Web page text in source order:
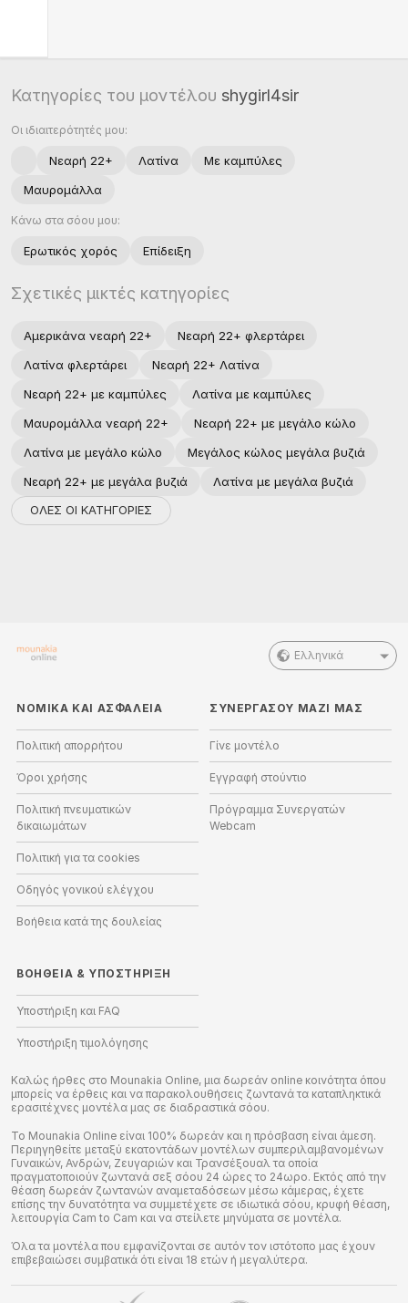
Κατηγορίες του μοντέλου shygirl4sir
Οι ιδιαιτερότητές μου:
Νεαρή 22+ Λατίνα
Με καμπύλες
Μαυρομάλλα
Κάνω στα σόου μου:
Ερωτικός χoρός Επίδειξη
Σχετικές μικτές κατηγορίες
Αμερικάνα νεαρή 22+
Νεαρή 22+ φλερτάρει
Λατίνα φλερτάρει
Νεαρή 22+ Λατίνα
Νεαρή 22+ με καμπύλες
Λατίνα με καμπύλες
Μαυρομάλλα νεαρή 22+
Νεαρή 22+ με μεγάλο κώλο
Λατίνα με μεγάλο κώλο
Μεγάλος κώλος μεγάλα βυζιά
Νεαρή 22+ με μεγάλα βυζιά
Λατίνα με μεγάλα βυζιά
ΟΛΕΣ ΟΙ ΚΑΤΗΓΟΡΙΕΣ
Ελληνικά
ΝΟΜΙΚΑ ΚΑΙ ΑΣΦΑΛΕΙΑ
Πολιτική απορρήτου
Όροι χρήσης
Πολιτική πνευματικών
δικαιωμάτων
Πολιτική για τα cookies
Οδηγός γονικού ελέγχου
Βοήθεια κατά της δουλείας
ΣΥΝΕΡΓΑΣΟΥ ΜΑΖΙ ΜΑΣ
Γίνε μοντέλο
Εγγραφή στούντιο
Πρόγραμμα Συνεργατών
Webcam
ΒΟΉΘΕΙΑ & ΥΠΟΣΤΉΡΙΞΗ
Υποστήριξη και FAQ
Υποστήριξη τιμολόγησης
Καλώς ήρθες στο Mounakia Online, μια δωρεάν online κοινότητα όπου
μπορείς να έρθεις και να παρακολουθήσεις ζωντανά τα καταπληκτικά
ερασιτέχνες μοντέλα μας σε διαδραστικά σόου.
Το Mounakia Online είναι 100% δωρεάν και η πρόσβαση είναι άμεση.
Περιηγηθείτε μεταξύ εκατοντάδων μοντέλων συμπεριλαμβανομένων
Γυναικών, Ανδρών, Ζευγαριών και Τρανσέξουαλ τα οποία
πραγματοποιούν ζωντανά σεξ σόου 24 ώρες το 24ωρο. Εκτός από την
θέαση δωρεάν ζωντανών αναμεταδόσεων μέσω κάμερας, έχετε
επίσης την δυνατότητα να συμμετέχετε σε ιδιωτικά σόου, κρυφή θέαση,
λειτουργία Cam to Cam και να στείλετε μηνύματα σε μοντέλα.
Όλα τα μοντέλα που εμφανίζονται σε αυτόν τον ιστότοπο μας έχουν
επιβεβαιώσει συμβατικά ότι είναι 18 ετών ή μεγαλύτερα.